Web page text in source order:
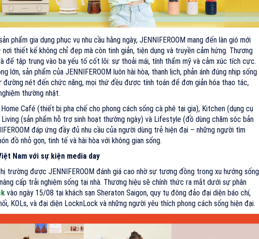
phẩm gia dụng phục vụ nhu cầu hằng ngày, JENNIFEROOM mang đến làn gió mới
nơi thiết kế không chỉ đẹp mà còn tinh giản, tiện dụng và truyền cảm hứng. Thương
để tập trung vào ba yếu tố cốt lõi: sự thoải mái, tính thẩm mỹ và cảm xúc tích cực.
lớn, sản phẩm của JENNIFEROOM luôn hài hòa, thanh lịch, phản ánh đúng nhịp sống
đường nét đến chức năng, mọi thứ đều được tính toán để đơn giản hóa thao tác,
thường nhật.
Home Café (thiết bị pha chế cho phong cách sống cà phê tại gia), Kitchen (dụng cụ
(sản phẩm hỗ trợ sinh hoạt thường ngày) và Lifestyle (đồ dùng chăm sóc bản
đáp ứng đầy đủ nhu cầu của người dùng trẻ hiện đại – những người tìm
đồ nhỏ gọn, tinh tế và hài hòa với không gian sống.
Nam với sự kiện media day
trường được JENNIFEROOM đánh giá cao nhờ sự tương đồng trong xu hướng sống
cấp trải nghiệm sống tại nhà. Thương hiệu sẽ chính thức ra mắt dưới sự phân
vào ngày 15/08 tại khách sạn Sheraton Saigon, quy tụ đông đảo đại diện báo chí,
KOLs, và đại diện LocknLock và những người yêu thích phong cách sống hiện đại.